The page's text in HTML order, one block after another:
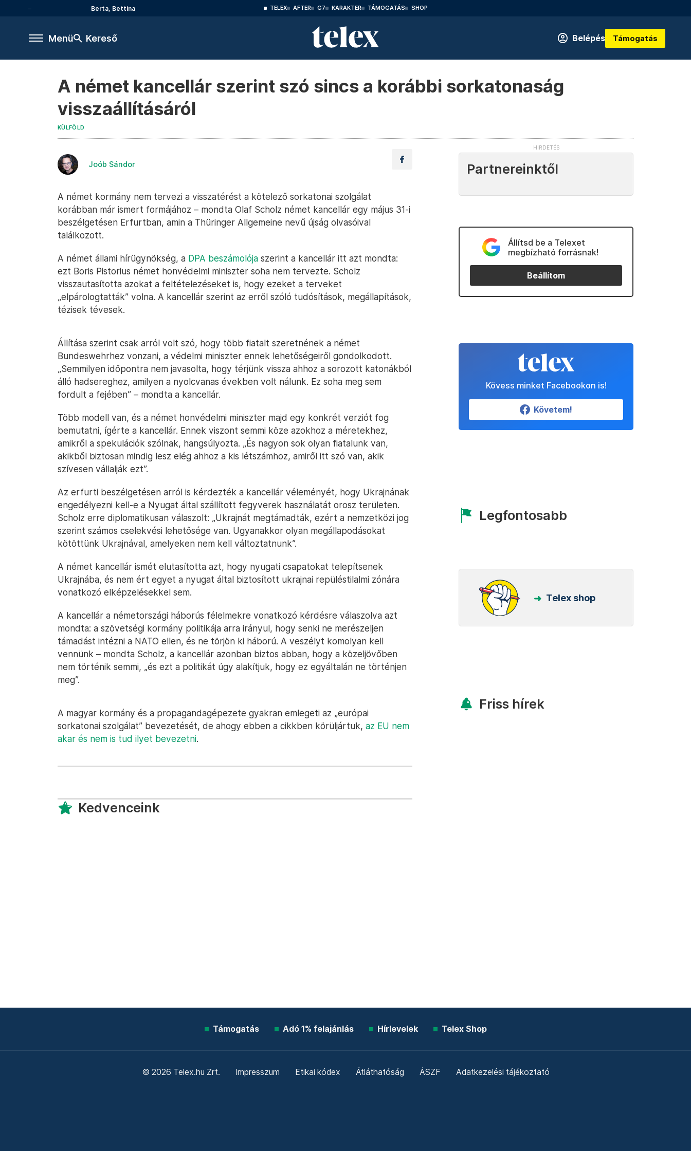
Berta, Bettina TELEX AFTER G7 KARAKTER TÁMOGATÁS SHOP
Menü Kereső Belépés Támogatás
A német kancellár szerint szó sincs a korábbi sorkatonaság
visszaállításáról
KÜLFÖLD
Joób Sándor
A német kormány nem tervezi a visszatérést a kötelező sorkatonai szolgálat
korábban már ismert formájához – mondta Olaf Scholz német kancellár egy május 31-i
beszélgetésen Erfurtban, amin a Thüringer Allgemeine nevű újság olvasóival
találkozott.
A német állami hírügynökség, a DPA beszámolója szerint a kancellár itt azt mondta:
ezt Boris Pistorius német honvédelmi miniszter soha nem tervezte. Scholz
visszautasította azokat a feltételezéseket is, hogy ezeket a terveket
„elpárologtatták” volna. A kancellár szerint az erről szóló tudósítások, megállapítások,
tézisek tévesek.
Állítása szerint csak arról volt szó, hogy több fiatalt szeretnének a német
Bundeswehrhez vonzani, a védelmi miniszter ennek lehetőségeiről gondolkodott.
„Semmilyen időpontra nem javasolta, hogy térjünk vissza ahhoz a sorozott katonákból
álló hadsereghez, amilyen a nyolcvanas években volt nálunk. Ez soha meg sem
fordult a fejében” – mondta a kancellár.
Több modell van, és a német honvédelmi miniszter majd egy konkrét verziót fog
bemutatni, ígérte a kancellár. Ennek viszont semmi köze azokhoz a méretekhez,
amikről a spekulációk szólnak, hangsúlyozta. „És nagyon sok olyan fiatalunk van,
akikből biztosan mindig lesz elég ahhoz a kis létszámhoz, amiről itt szó van, akik
szívesen vállalják ezt”.
Az erfurti beszélgetésen arról is kérdezték a kancellár véleményét, hogy Ukrajnának
engedélyezni kell-e a Nyugat által szállított fegyverek használatát orosz területen.
Scholz erre diplomatikusan válaszolt: „Ukrajnát megtámadták, ezért a nemzetközi jog
szerint számos cselekvési lehetősége van. Ugyanakkor olyan megállapodásokat
kötöttünk Ukrajnával, amelyeken nem kell változtatnunk”.
A német kancellár ismét elutasította azt, hogy nyugati csapatokat telepítsenek
Ukrajnába, és nem ért egyet a nyugat által biztosított ukrajnai repüléstilalmi zónára
vonatkozó elképzelésekkel sem.
A kancellár a németországi háborús félelmekre vonatkozó kérdésre válaszolva azt
mondta: a szövetségi kormány politikája arra irányul, hogy senki ne merészeljen
támadást intézni a NATO ellen, és ne törjön ki háború. A veszélyt komolyan kell
vennünk – mondta Scholz, a kancellár azonban biztos abban, hogy a közeljövőben
nem történik semmi, „és ezt a politikát úgy alakítjuk, hogy ez egyáltalán ne történjen
meg”.
A magyar kormány és a propagandagépezete gyakran emlegeti az „európai
sorkatonai szolgálat” bevezetését, de ahogy ebben a cikkben körüljártuk, az EU nem
akar és nem is tud ilyet bevezetni.
Kedvenceink
Partnereinktől
Állítsd be a Telexet
megbízható forrásnak!
Beállítom
Kövess minket Facebookon is!
Követem!
Legfontosabb
Telex shop
Friss hírek
Támogatás Adó 1% felajánlás Hírlevelek Telex Shop
© 2026 Telex.hu Zrt. Impresszum Etikai kódex Átláthatóság ÁSZF Adatkezelési tájékoztató